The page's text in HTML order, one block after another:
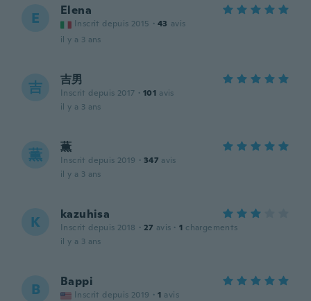
E Elena
Inscrit depuis 2015 · 43 avis
il y a 3 ans
吉 吉男
Inscrit depuis 2017 · 101 avis
il y a 3 ans
薫 薫
Inscrit depuis 2019 · 347 avis
il y a 3 ans
K kazuhisa
Inscrit depuis 2018 · 27 avis · 1 chargements
il y a 3 ans
B Bappi
Inscrit depuis 2019 · 1 avis